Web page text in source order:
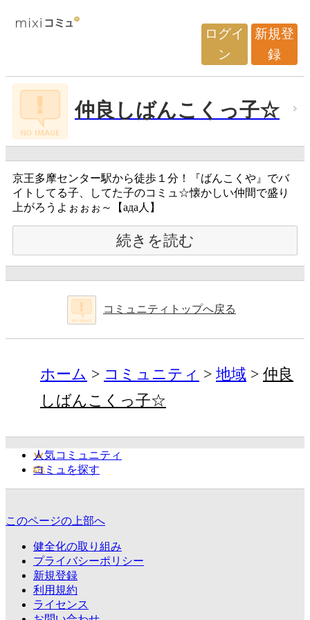
ログイ
ン
新規登
録
仲良しばんこくっ子☆
京王多摩センター駅から徒歩１分！『ばんこくや』でバ
イトしてる子、してた子のコミュ☆懐かしい仲間で盛り
上がろうよぉぉぉ～【ада人】
続きを読む
コミュニティトップへ戻る
ホーム コミュニティ 地域
仲良
しばんこくっ子☆
人気コミュニティ
コミュを探す
このページの上部へ
健全化の取り組み
プライバシーポリシー
新規登録
利用規約
ライセンス